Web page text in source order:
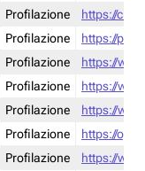
Profilazione
https://
Profilazione
https://
Profilazione
https://
Profilazione
https://
Profilazione
https://
Profilazione
https://
Profilazione
https://